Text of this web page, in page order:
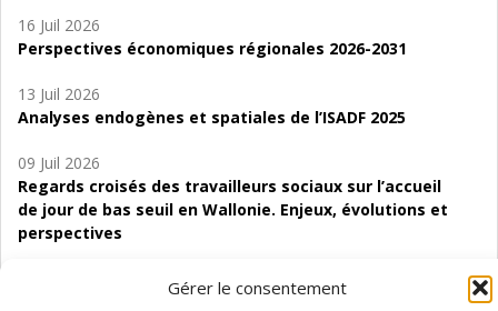
Gérer le consentement
16 Juil 2026
Perspectives économiques régionales 2026-2031
13 Juil 2026
Analyses endogènes et spatiales de l’ISADF 2025
09 Juil 2026
Regards croisés des travailleurs sociaux sur l’accueil
de jour de bas seuil en Wallonie. Enjeux, évolutions et
perspectives
Étude d’évaluabilité des Structures